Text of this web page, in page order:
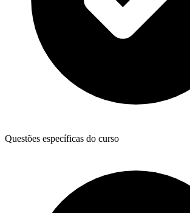
Questões específicas do curso